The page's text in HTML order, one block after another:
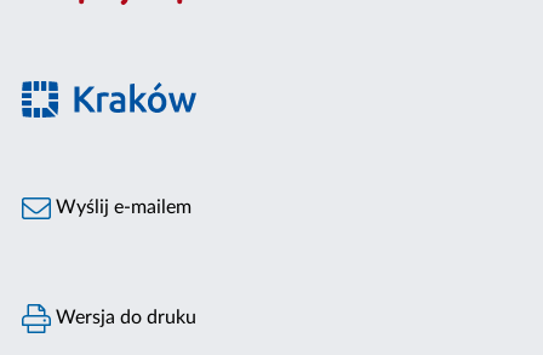
Wyślij e-mailem
Wersja do druku